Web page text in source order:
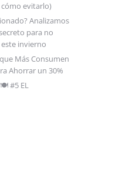
cómo evitarlo)
Analizamos
para no
invierno
Más Consumen
Ahorrar un 30%
🍽️ #5 EL